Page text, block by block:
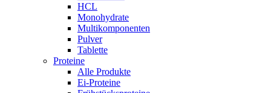
HCL
Monohydrate
Multikomponenten
Pulver
Tablette
Proteine
Alle Produkte
Ei-Proteine